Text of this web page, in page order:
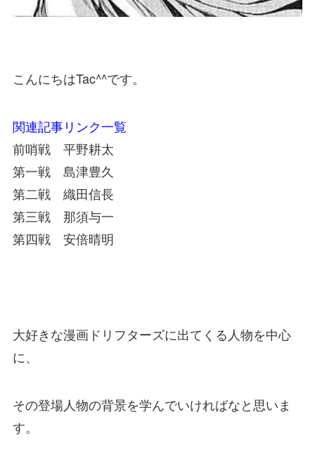
こんにちはTac^^です。
関連記事リンク一覧
前哨戦 平野耕太
第一戦 島津豊久
第二戦 織田信長
第三戦 那須与一
第四戦 安倍晴明
大好きな漫画ドリフターズに出てくる人物を中心
に、
その登場人物の背景を学んでいければなと思いま
す。